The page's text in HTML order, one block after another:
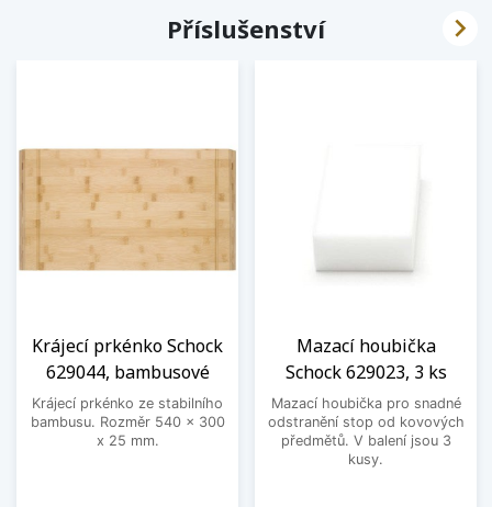
Příslušenství
Krájecí prkénko Schock
629044, bambusové
Krájecí prkénko ze stabilního
bambusu. Rozměr 540 x 300
x 25 mm.
Mazací houbička
Schock 629023, 3 ks
Mazací houbička pro snadné
odstranění stop od kovových
předmětů. V balení jsou 3
kusy.
